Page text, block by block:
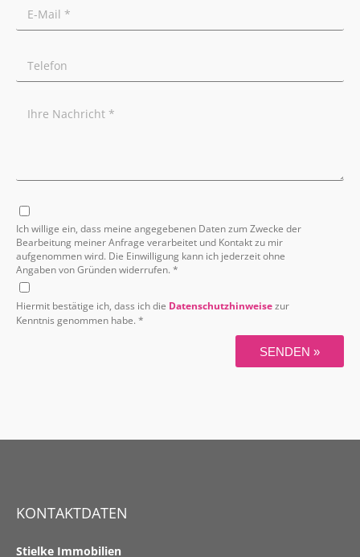
KONTAKTDATEN
Stielke Immobilien
Ich willige ein, dass meine angegebenen Daten zum Zwecke der
Bearbeitung meiner Anfrage verarbeitet und Kontakt zu mir
aufgenommen wird. Die Einwilligung kann ich jederzeit ohne
Angaben von Gründen widerrufen. *
Hiermit bestätige ich, dass ich die Datenschutzhinweisezur
Kenntnis genommen habe. *
SENDEN »